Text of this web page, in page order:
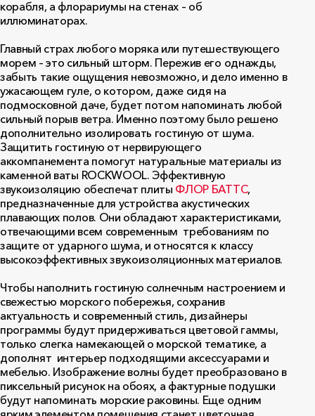
корабля, а флорариумы на стенах – об
иллюминаторах.
Главный страх любого моряка или путешествующего
морем – это сильный шторм. Пережив его однажды,
забыть такие ощущения невозможно, и дело именно в
ужасающем гуле, о котором, даже сидя на
подмосковной даче, будет потом напоминать любой
сильный порыв ветра. Именно поэтому было решено
дополнительно изолировать гостиную от шума.
Защитить гостиную от нервирующего
аккомпанемента помогут натуральные материалы из
каменной ваты ROCKWOOL. Эффективную
звукоизоляцию обеспечат плиты ФЛОР БАТТС,
предназначенные для устройства акустических
плавающих полов. Они обладают характеристиками,
отвечающими всем современным требованиям по
защите от ударного шума, и относятся к классу
высокоэффективных звукоизоляционных материалов.
Чтобы наполнить гостиную солнечным настроением и
свежестью морского побережья, сохранив
актуальность и современный стиль, дизайнеры
программы будут придерживаться цветовой гаммы,
только слегка намекающей о морской тематике, а
дополнят интерьер подходящими аксессуарами и
мебелью. Изображение волны будет преобразовано в
пиксельный рисунок на обоях, а фактурные подушки
будут напоминать морские раковины. Еще одним